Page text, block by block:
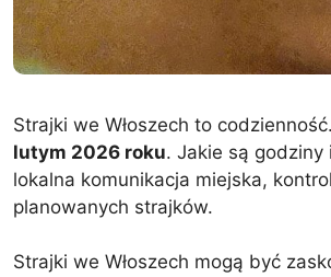
Strajki we Włoszech to
lutym 2026 roku. Jakie są godziny
lokalna komunikacja miejska,
planowanych strajków.
Strajki we Włoszech mogą być